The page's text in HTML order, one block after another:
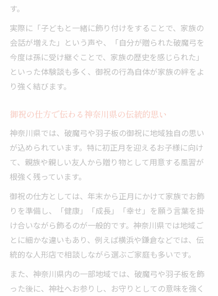
す。
実際に「子どもと一緒に飾り付けをすることで、家族の
会話が増えた」という声や、「自分が贈られた破魔弓を
今度は孫に受け継ぐことで、家族の歴史を感じられた」
といった体験談も多く、御祝の行為自体が家族の絆をよ
り強く結びます。
御祝の仕方で伝わる神奈川県の伝統的思い
神奈川県では、破魔弓や羽子板の御祝に地域独自の思い
が込められています。特に初正月を迎えるお子様に向け
て、親族や親しい友人から贈り物として用意する風習が
根強く残っています。
御祝の仕方としては、年末から正月にかけて家族でお飾
りを準備し、「健康」「成長」「幸せ」を願う言葉を掛
け合いながら飾るのが一般的です。神奈川県では地域ご
とに細かな違いもあり、例えば横浜や鎌倉などでは、伝
統的な人形店で相談しながら選ぶご家庭も多いです。
また、神奈川県内の一部地域では、破魔弓や羽子板を飾
った後に、神社へお参りし、お守りとしての意味を強く